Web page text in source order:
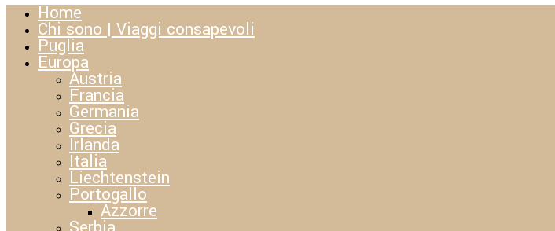
Home
Chi sono | Viaggi consapevoli
Puglia
Europa
Austria
Francia
Germania
Grecia
Irlanda
Italia
Liechtenstein
Portogallo
Azzorre